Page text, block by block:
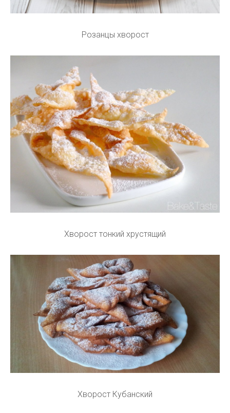
Розанцы хворост
Хворост тонкий хрустящий
Хворост Кубанский